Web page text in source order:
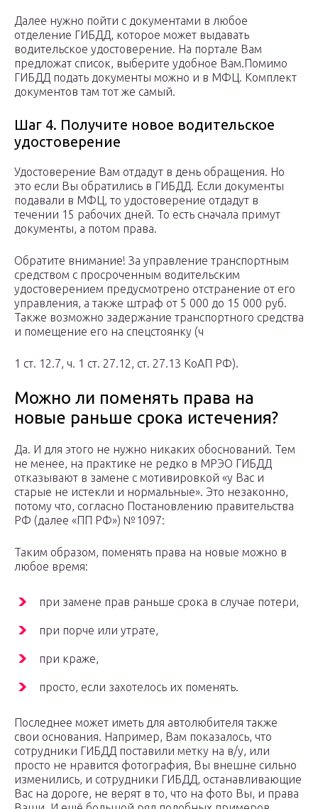
Далее нужно пойти с документами в любое
отделение ГИБДД, которое может выдавать
водительское удостоверение. На портале Вам
предложат список, выберите удобное Вам.Помимо
ГИБДД подать документы можно и в МФЦ. Комплект
документов там тот же самый.
Шаг 4. Получите новое водительское
удостоверение
Удостоверение Вам отдадут в день обращения. Но
это если Вы обратились в ГИБДД. Если документы
подавали в МФЦ, то удостоверение отдадут в
течении 15 рабочих дней. То есть сначала примут
документы, а потом права.
Обратите внимание! За управление транспортным
средством с просроченным водительским
удостоверением предусмотрено отстранение от его
управления, а также штраф от 5 000 до 15 000 руб.
Также возможно задержание транспортного средства
и помещение его на спецстоянку (ч
1 ст. 12.7, ч. 1 ст. 27.12, ст. 27.13 КоАП РФ).
Можно ли поменять права на
новые раньше срока истечения?
Да. И для этого не нужно никаких обоснований. Тем
не менее, на практике не редко в МРЭО ГИБДД
отказывают в замене с мотивировкой «у Вас и
старые не истекли и нормальные». Это незаконно,
потому что, согласно Постановлению правительства
РФ (далее «ПП РФ») №1097:
Таким образом, поменять права на новые можно в
любое время:
при замене прав раньше срока в случае потери,
при порче или утрате,
при краже,
просто, если захотелось их поменять.
Последнее может иметь для автолюбителя также
свои основания. Например, Вам показалось, что
сотрудники ГИБДД поставили метку на в/у, или
просто не нравится фотография, Вы внешне сильно
изменились, и сотрудники ГИБДД, останавливающие
Вас на дороге, не верят в то, что на фото Вы, и права